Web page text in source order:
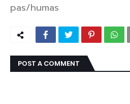
pas/humas
POST A COMMENT